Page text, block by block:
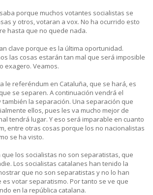
porque muchos votantes socialistas se
y otros, votaran a vox. No ha ocurrido esto
hasta que no quede nada.
clave porque es la última oportunidad.
las cosas estarán tan mal que será imposible
exagero. Veamos.
le referéndum en Cataluña, que se hará, es
se separen. A continuación vendrá el
la separación. Una separación que
ellos, pues les va mucho mejor de
tendrá lugar. Y eso será imparable en cuanto
entre otras cosas porque los no nacionalistas
se ha visto.
que los socialistas no son separatistas, que
Los socialistas catalanes han tenido la
que no son separatistas y no lo han
es votar separatismo. Por tanto se ve que
en la república catalana.